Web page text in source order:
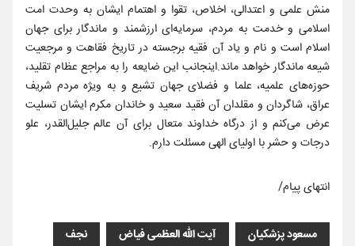
منش علمی و اعتدالی، اخلاص، تقوا و اهتمام ایشان به وحدت امت
اسلامی و خدمت به مردم، سرمایه‌ای ارزشمند و ماندگار برای جهان
اسلام است و نام و یاد آن فقیه برجسته در تاریخ فقاهت و مرجعیت
شیعه ماندگار خواهد ماند.اینجانب این ضایعه را به مراجع عظام تقلید،
حوزه‌های علمیه، علما و فضلای جهان تشیع و به ویژه مردم شریف
عراق، شاگردان و مقلدان آن فقید سعید و خاندان مکرم ایشان تسلیت
عرض می‌کنم و از درگاه خداوند متعال برای آن عالم جلیل‌القدر، علو
درجات و حشر با اولیای الهی مسئلت دارم.
انتهای پیام/
مسعود پزشکیان آیت الله العظمی فیاض
نجف